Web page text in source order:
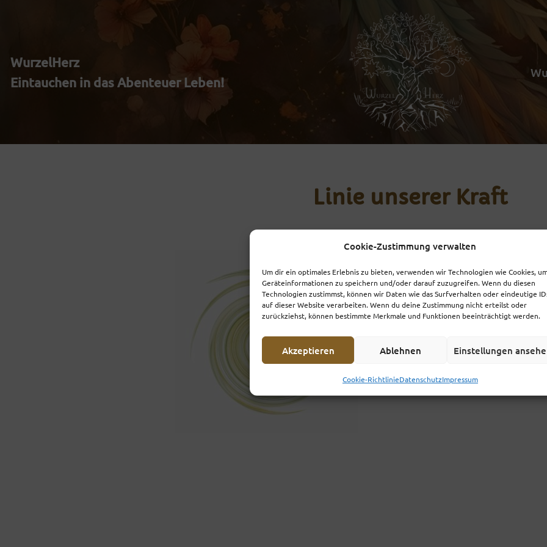
Cookie-Zustimmung verwalten
Um dir ein optimales Erlebnis zu bieten, verwenden wir Technologien wie Cookies,
Geräteinformationen zu speichern und/oder darauf zuzugreifen. Wenn du diesen
Technologien zustimmst, können wir Daten wie das Surfverhalten oder eindeutige
auf dieser Website verarbeiten. Wenn du deine Zustimmung nicht erteilst oder
zurückziehst, können bestimmte Merkmale und Funktionen beeinträchtigt werden.
Akzeptieren Ablehnen Einstellungen
Cookie-RichtlinieDatenschutzImpressum
springen
WurzelHerz
Eintauchen in das Abenteuer Leben!
Linie unserer Kraft